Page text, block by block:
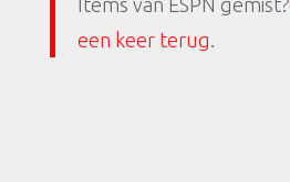
Items van ESPN gemist?
een keer terug.